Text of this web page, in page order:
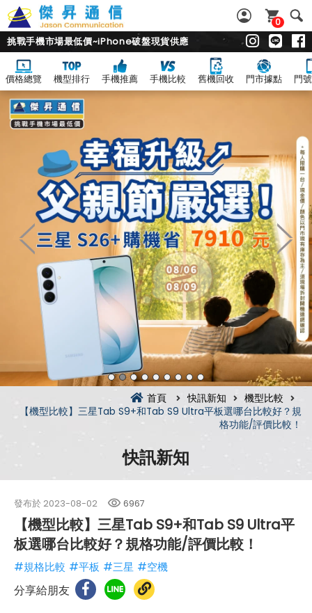
0
挑戰手機市場最低價~iPhone破盤現貨供應
價格總覽 機型排行 手機推薦 手機比較 舊機回收 門市據點 門
首頁 快訊新知
機型比較
【機型比較】三星Tab S9+和Tab S9 Ultra平板選哪台比較好？規
格功能/評價比較！
快訊新知
發布於 2023-08-02 6967
【機型比較】三星Tab S9+和Tab S9 Ultra平
板選哪台比較好？規格功能/評價比較！
#規格比較 #平板 #三星 #空機
分享給朋友